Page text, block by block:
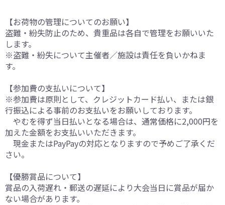
【お荷物の管理についてのお願い】
盗難・紛失防止のため、貴重品は各自で管理をお願いいた
します。
※盗難・紛失について主催者／施設は責任を負いかねま
す。
【参加費の支払いについて】
※参加費は原則として、クレジットカード払い、または銀
行振込による事前のお支払いをお願いしております。
やむを得ず当日払いとなる場合は、通常価格に2,000円を
加えた金額をお支払いいただきます。
現金またはPayPayの対応となりますので予めご了承くだ
さい。
【優勝賞品について】
賞品の入荷遅れ・郵送の遅延により大会当日に賞品が届か
ない場合があります。